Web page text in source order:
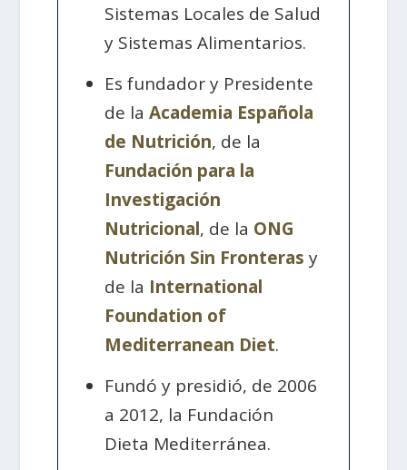
Sistemas Locales de Salud
y Sistemas Alimentarios.
Es fundador y Presidente
de laAcademia Española
de Nutrición, de la
Fundación para la
Investigación
Nutricional, de la ONG
Nutrición Sin Fronteras y
de la International
Foundation of
Mediterranean Diet.
Fundó y presidió, de 2006
a 2012, la Fundación
Dieta Mediterránea.